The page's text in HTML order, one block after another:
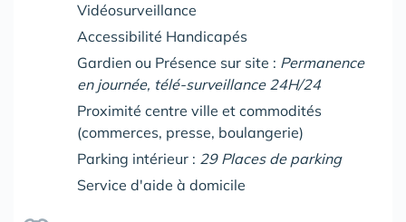
Vidéosurveillance
Accessibilité Handicapés
Gardien ou Présence sur site : Permanence
en journée, télé-surveillance 24H/24
Proximité centre ville et commodités
(commerces, presse, boulangerie)
Parking intérieur : 29 Places de parking
Service d'aide à domicile